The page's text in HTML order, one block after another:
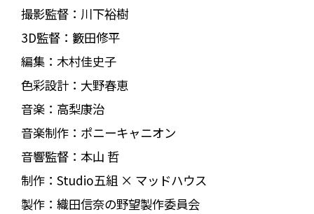
撮影監督：川下裕樹
3D監督：籔田修平
編集：木村佳史子
色彩設計：大野春恵
音楽：高梨康治
音楽制作：ポニーキャニオン
音響監督：本山 哲
制作：Studio五組 × マッドハウス
製作：織田信奈の野望製作委員会